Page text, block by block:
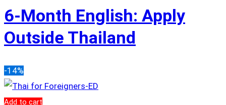
6-Month English: Apply
Outside Thailand
-14%
Add to cart